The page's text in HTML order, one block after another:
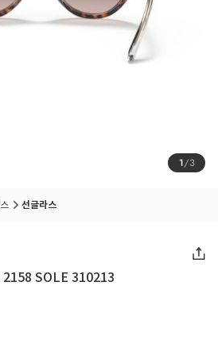
1/3
선글라스
2158 SOLE 310213